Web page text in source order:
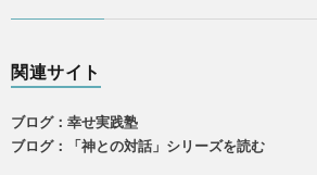
関連サイト
ブログ：幸せ実践塾
ブログ：「神との対話」シリーズを読む